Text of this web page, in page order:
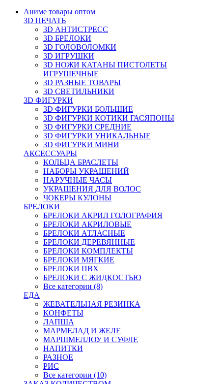
Аниме товары оптом
3D ПЕЧАТЬ
3D АНТИСТРЕСС
3D БРЕЛОКИ
3D ГОЛОВОЛОМКИ
3D ИГРУШКИ
3D НОЖИ КАТАНЫ ПИСТОЛЕТЫ
ИГРУШЕЧНЫЕ
3D РАЗНЫЕ ТОВАРЫ
3D СВЕТИЛЬНИКИ
3D ФИГУРКИ
3D ФИГУРКИ БОЛЬШИЕ
3D ФИГУРКИ КОТИКИ ГАСЯПОНЫ
3D ФИГУРКИ СРЕДНИЕ
3D ФИГУРКИ УНИКАЛЬНЫЕ
3D ФИГУРКИ МИНИ
АКСЕССУАРЫ
КОЛЬЦА БРАСЛЕТЫ
НАБОРЫ УКРАШЕНИЙ
НАРУЧНЫЕ ЧАСЫ
УКРАШЕНИЯ ДЛЯ ВОЛОС
ЧОКЕРЫ КУЛОНЫ
БРЕЛОКИ
БРЕЛОКИ АКРИЛ ГОЛОГРАФИЯ
БРЕЛОКИ АКРИЛОВЫЕ
БРЕЛОКИ АТЛАСНЫЕ
БРЕЛОКИ ДЕРЕВЯННЫЕ
БРЕЛОКИ КОМПЛЕКТЫ
БРЕЛОКИ МЯГКИЕ
БРЕЛОКИ ПВХ
БРЕЛОКИ С ЖИДКОСТЬЮ
Все категории (8)
ЕДА
ЖЕВАТЕЛЬНАЯ РЕЗИНКА
КОНФЕТЫ
ЛАПША
МАРМЕЛАД И ЖЕЛЕ
МАРШМЕЛЛОУ И СУФЛЕ
НАПИТКИ
РАЗНОЕ
РИС
Все категории (10)